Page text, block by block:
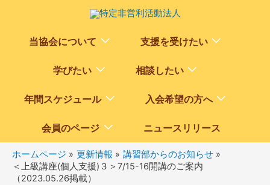
当協会について
Toggle
支援を受けたい
学びたい
Toggle
相談したい
Toggle
年間スケジュール 入会希望の方へ
会員のページ Menu
Toggle
ニュースリリース
ホームページ 更新情報
講習部からのお知らせ
＜上級講座(個人支援)３＞7/15-16開講のご案内
（2023.05.26掲載）